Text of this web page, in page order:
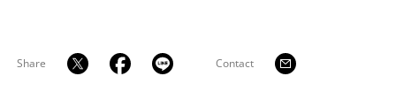
Share Contact